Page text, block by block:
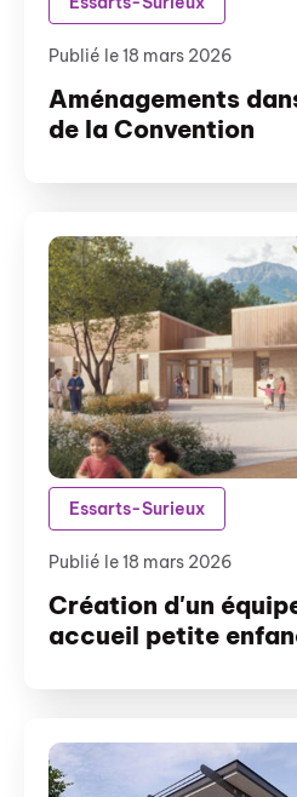
Aménagements
de la Convention
Publié le 18 mars 2026
Création d'un
accueil petite
Publié le 18 mars 2026
Essarts-Surieux